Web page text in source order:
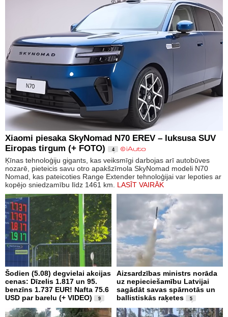
Xiaomi piesaka SkyNomad N70 EREV – luksusa SUV
Eiropas tirgum (+ FOTO)
4
Ķīnas tehnoloģiju gigants, kas veiksmīgi darbojas arī autobūves
nozarē, pieteicis savu otro apakšzīmola SkyNomad modeli N70
Nomad, kas pateicoties Range Extender tehnoloģijai var lepoties ar
kopējo sniedzamību līdz 1461 km. LASĪT VAIRĀK
Šodien (5.08) degvielai akcijas
cenas: Dīzelis 1.817 un 95.
benzīns 1.737 EUR! Nafta 75.6
USD par barelu (+ VIDEO)
9
Aizsardzības ministrs norāda
uz nepieciešamību Latvijai
sagādāt savas spārnotās un
ballistiskās raķetes
5